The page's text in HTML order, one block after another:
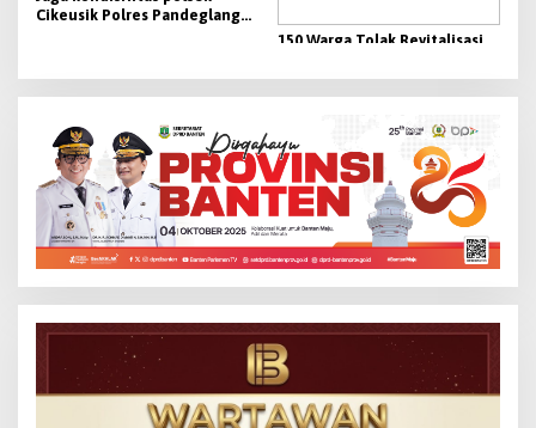
Cikeusik Polres Pandeglang
150 Warga Tolak Revitalisasi
Ada yang Lebih Mendesak